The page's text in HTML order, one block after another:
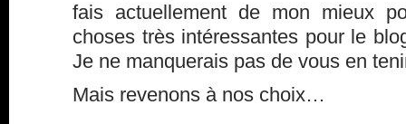
fais actuellement de mon mieux
choses très intéressantes pour le
Je ne manquerais pas de vous en
Mais revenons à nos choix…